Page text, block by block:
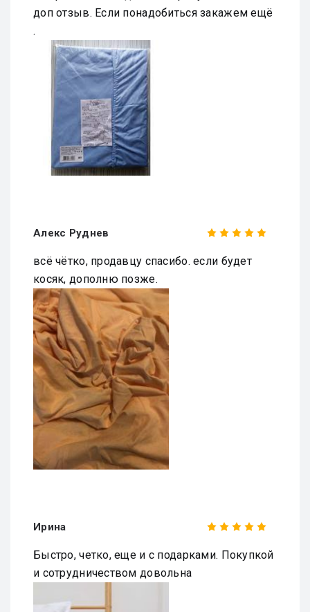
доп отзыв. Если понадобиться закажем ещё
.
Алекс Руднев
всё чётко, продавцу спасибо. если будет
косяк, дополню позже.
Ирина
Быстро, четко, еще и с подарками. Покупкой
и сотрудничеством довольна